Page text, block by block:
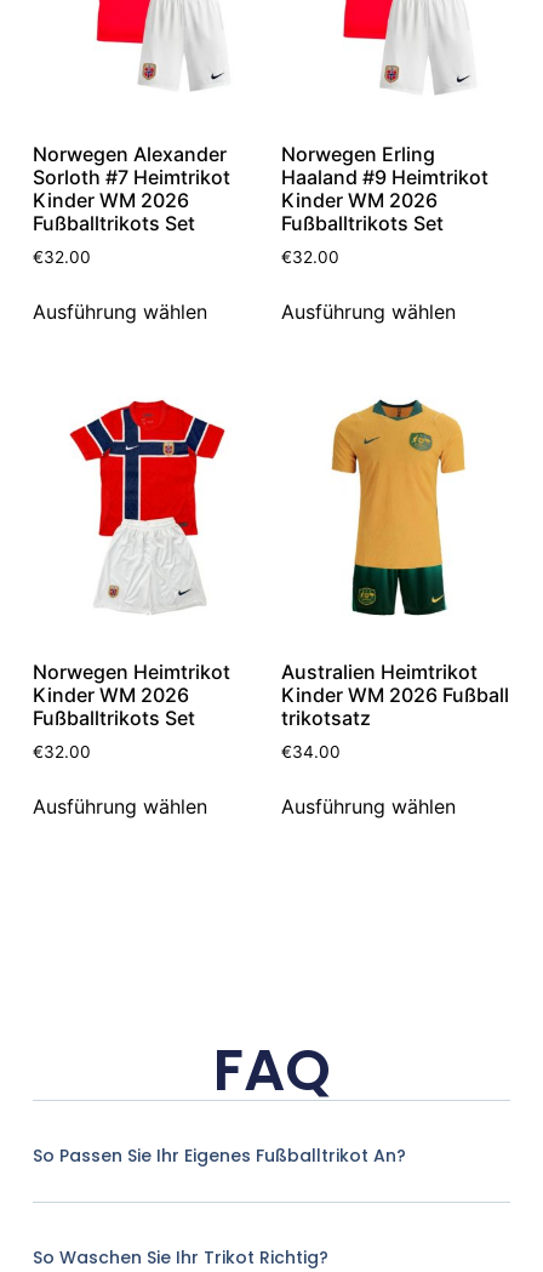
Norwegen Alexander
Sorloth #7 Heimtrikot
Kinder WM 2026
Fußballtrikots Set
€32.00
Ausführung wählen
Norwegen Erling
Haaland #9 Heimtrikot
Kinder WM 2026
Fußballtrikots Set
€32.00
Ausführung wählen
Norwegen Heimtrikot
Kinder WM 2026
Fußballtrikots Set
€32.00
Ausführung wählen
Australien Heimtrikot
Kinder WM 2026 Fußball
trikotsatz
€34.00
Ausführung wählen
FAQ
So Passen Sie Ihr Eigenes Fußballtrikot An?
So Waschen Sie Ihr Trikot Richtig?